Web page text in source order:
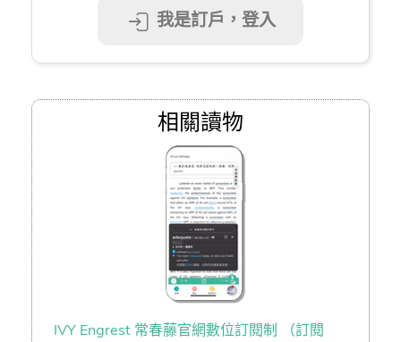
我是訂戶，登入
相關讀物
IVY Engrest 常春藤官網數位訂閱制 （訂閱